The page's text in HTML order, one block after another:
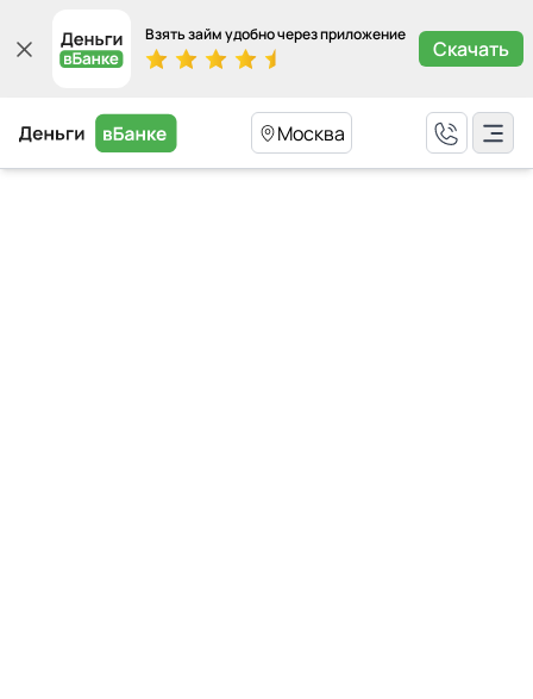
Взять займ удобно через приложение
Скачать
Москва